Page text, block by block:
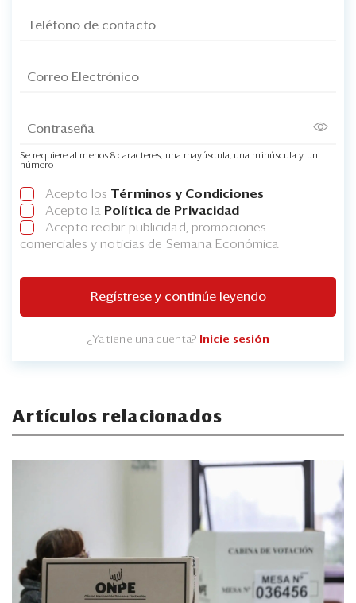
Se requiere al menos 8 caracteres, una mayúscula, una minúscula y un
número
Acepto los Términos y Condiciones
Acepto la Política de Privacidad
Acepto recibir publicidad, promociones
comerciales y noticias de Semana Económica
Regístrese y continúe leyendo
¿Ya tiene una cuenta? Inicie sesión
Artículos relacionados